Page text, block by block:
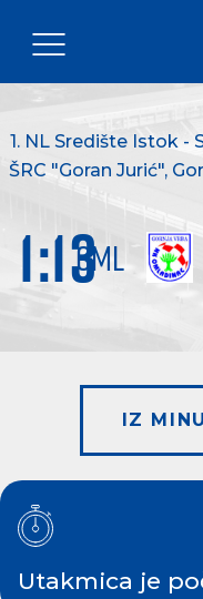
1. NL Središte Istok -
ŠRC "Goran Jurić",
OML
1:13
IZ
Utakmica je